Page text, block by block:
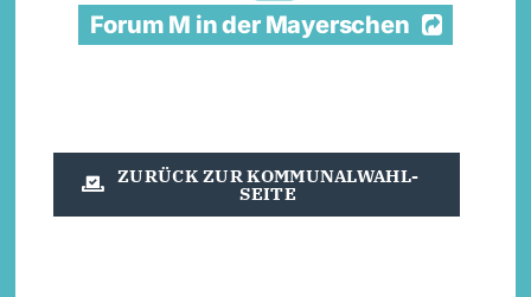
Forum M in der Mayerschen
ZURÜCK ZUR KOMMUNALWAHL-
SEITE